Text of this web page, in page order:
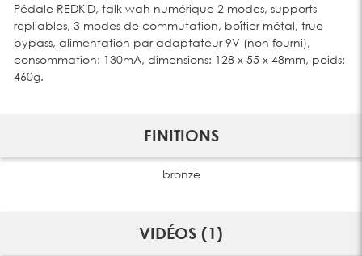
Pédale REDKID, talk wah numérique 2 modes, supports
repliables, 3 modes de commutation, boîtier métal, true
bypass, alimentation par adaptateur 9V (non fourni),
consommation: 130mA, dimensions: 128 x 55 x 48mm, poids:
460g.
FINITIONS
bronze
VIDÉOS (1)